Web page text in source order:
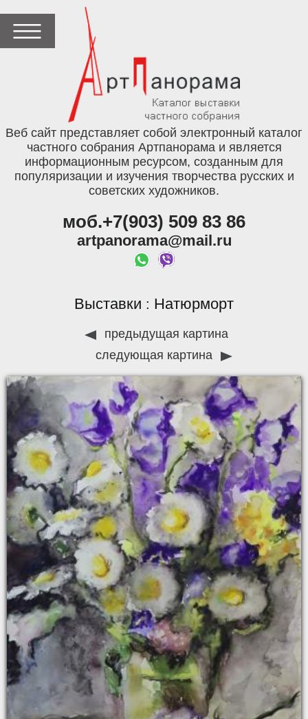
Веб сайт представляет собой электронный каталог
частного собрания Артпанорама и является
информационным ресурсом, созданным для
популяризации и изучения творчества русских и
советских художников.
моб.+7(903) 509 83 86
artpanorama@mail.ru
Выставки : Натюрморт
предыдущая картина
следующая картина